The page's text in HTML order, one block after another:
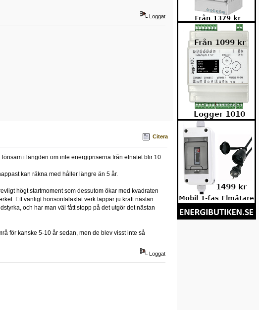
Loggat
Citera
i längden om inte energipriserna från elnätet blir 10
kan räkna med håller längre än 5 år.
högt startmoment som dessutom ökar med kvadraten
Ett vanligt horisontalaxlat verk tappar ju kraft nästan
och har man väl fått stopp på det utgör det nästan
för kanske 5-10 år sedan, men de blev visst inte så
Loggat